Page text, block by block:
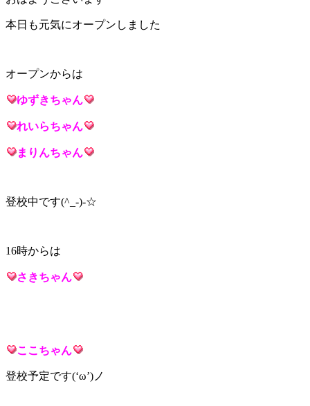
本日も元気にオープンしました
オープンからは
ゆずきちゃん
れいらちゃん
まりんちゃん
登校中です(^_-)-☆
16時からは
さきちゃん
ここ ちゃん
登校予定です(‘ω’)ノ